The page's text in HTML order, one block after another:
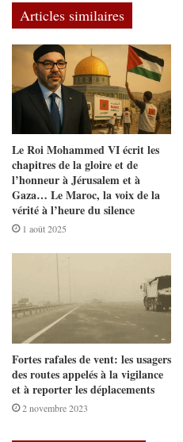
Articles similaires
Le Roi Mohammed VI écrit les
chapitres de la gloire et de
l’honneur à Jérusalem et à
Gaza… Le Maroc, la voix de la
vérité à l’heure du silence
1 août 2025
Fortes rafales de vent: les usagers
des routes appelés à la vigilance
et à reporter les déplacements
2 novembre 2023